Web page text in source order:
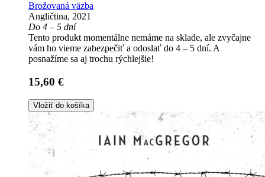
Brožovaná väzba
Angličtina, 2021
Do 4 – 5 dní
Tento produkt momentálne nemáme na sklade, ale zvyčajne
vám ho vieme zabezpečiť a odoslať do 4 – 5 dní. A
posnažíme sa aj trochu rýchlejšie!
15,60 €
Vložiť do košíka